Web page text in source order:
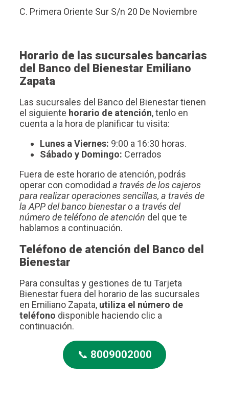
C. Primera Oriente Sur S/n 20 De Noviembre
Horario de las sucursales bancarias
del Banco del Bienestar Emiliano
Zapata
Las sucursales del Banco del Bienestar tienen
el siguiente horario de atención, tenlo en
cuenta a la hora de planificar tu visita:
Lunes a Viernes: 9:00 a 16:30 horas.
Sábado y Domingo: Cerrados
Fuera de este horario de atención, podrás
operar con comodidad a través de los cajeros
para realizar operaciones sencillas, a través de
la APP del banco bienestar o a través del
número de teléfono de atención del que te
hablamos a continuación.
Teléfono de atención del Banco del
Bienestar
Para consultas y gestiones de tu Tarjeta
Bienestar fuera del horario de las sucursales
en Emiliano Zapata, utiliza el número de
teléfono disponible haciendo clic a
continuación.
📞 8009002000